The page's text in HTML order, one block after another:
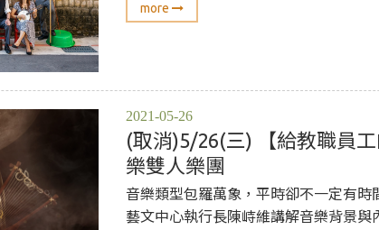
more
2021-05-26
(取消)5/26(三) 【給教職員
樂雙人樂團
音樂類型包羅萬象，平時卻不一定有
藝文中心執行長陳峙維講解音樂背景